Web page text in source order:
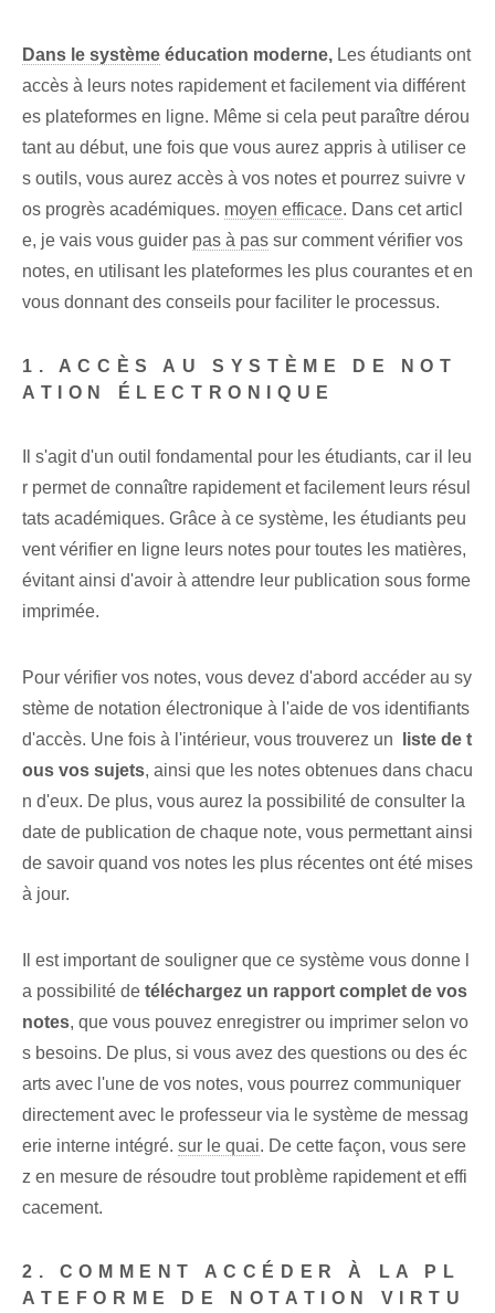
Dans le système éducation moderne, Les étudiants ‌ont⁤
accès à leurs notes rapidement et‌ facilement ⁤via différent
es‌ plateformes en ligne. Même si cela peut paraître dérou
tant au début, une fois que vous aurez appris à utiliser ce
s outils, vous aurez accès à vos notes et pourrez suivre v
os progrès académiques. moyen efficace.‍ Dans cet articl
e, je vais vous guider pas à pas sur⁤ comment⁤ vérifier⁢ vos⁣
notes, en utilisant les plateformes les plus courantes et en
vous donnant des conseils pour faciliter le ⁣processus.
1. ACCÈS AU SYSTÈME DE NOT
ATION ÉLECTRONIQUE
Il s'agit d'un outil fondamental pour les étudiants, car il leu
r permet de connaître rapidement et facilement leurs résul
tats académiques. Grâce à ce système, les étudiants peu
vent vérifier en ligne leurs notes pour toutes les matières,
évitant ainsi d'avoir à attendre leur publication sous forme
imprimée.
Pour vérifier‌ vos notes, vous devez d'abord accéder au sy
stème de notation électronique à l'aide de vos identifiants
d'accès. ​Une fois à l'intérieur, vous trouverez⁤ un ⁢
liste​ de ‌t
ous⁢ vos sujets,⁢ ainsi que les⁤ notes obtenues ‌dans chacu
n d'eux. De plus, vous aurez la possibilité de consulter la
date de publication de chaque note, vous permettant ainsi
de savoir quand vos notes les plus récentes ont été mises
à jour.
Il est important de souligner que ce système ⁤vous donne⁢ l
a possibilité de téléchargez un rapport complet de vos
notes, que vous pouvez enregistrer ou imprimer selon vo
s besoins. De plus, si vous avez des questions ou des éc
arts avec l'une de vos notes, vous pourrez communiquer
directement avec le professeur via le système de messag
erie interne intégré. sur le quai. De cette façon, vous sere
z en mesure de résoudre tout problème rapidement et effi
cacement.
2. COMMENT ACCÉDER À LA PL
ATEFORME DE NOTATION VIRTU